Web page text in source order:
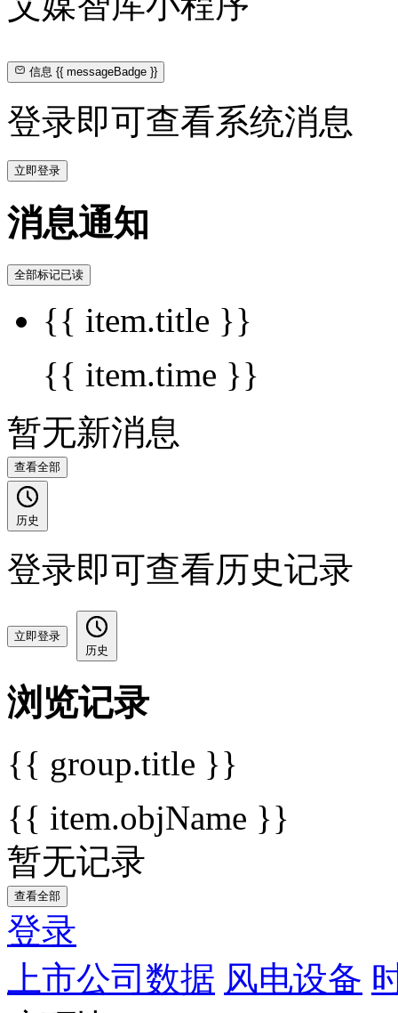
信息{{ messageBadge }}
登录即可查看系统消息
立即登录
消息通知
全部标记已读
{{ item.title }}
{{ item.time }}
暂无新消息
查看全部
历史
登录即可查看历史记录
立即登录
历史
浏览记录
{{ group.title }}
{{ item.objName }}
暂无记录
查看全部
登录
上市公司数据 风电设备